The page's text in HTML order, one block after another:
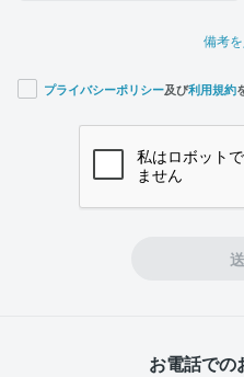
備考
プライバシーポリシー及び利用規約
お電話での